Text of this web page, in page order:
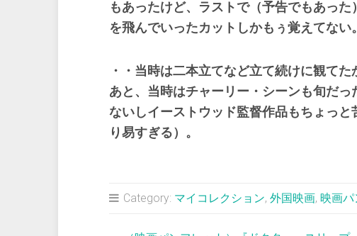
もあったけど、ラストで（予告でもあっ
を飛んでいったカットしかもぅ覚えてない。
・・当時は二本立てなど立て続けに観てた
あと、当時はチャーリー・シーンも旬だ
ないしイーストウッド監督作品もちょっ
り易すぎる）。
Category: マイコレクション, 外国映画, 映画パ